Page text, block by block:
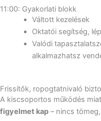
11:00: Gyakorlati blokk
Váltott kezelések
Oktatói segítség,
Valódi
alkalmazhatsz
Frissítők, ropogtatnivaló
A kiscsoportos működés
figyelmet kap – nincs